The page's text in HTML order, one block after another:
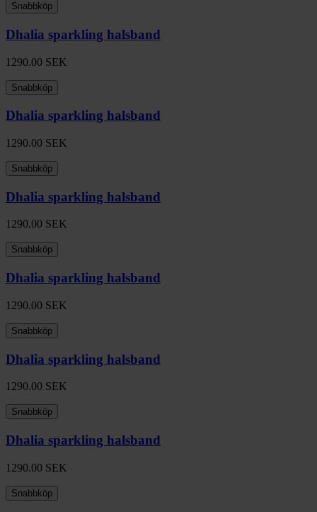
Snabbköp
Dhalia sparkling halsband
1290.00 SEK
Snabbköp
Dhalia sparkling halsband
1290.00 SEK
Snabbköp
Dhalia sparkling halsband
1290.00 SEK
Snabbköp
Dhalia sparkling halsband
1290.00 SEK
Snabbköp
Dhalia sparkling halsband
1290.00 SEK
Snabbköp
Dhalia sparkling halsband
1290.00 SEK
Snabbköp